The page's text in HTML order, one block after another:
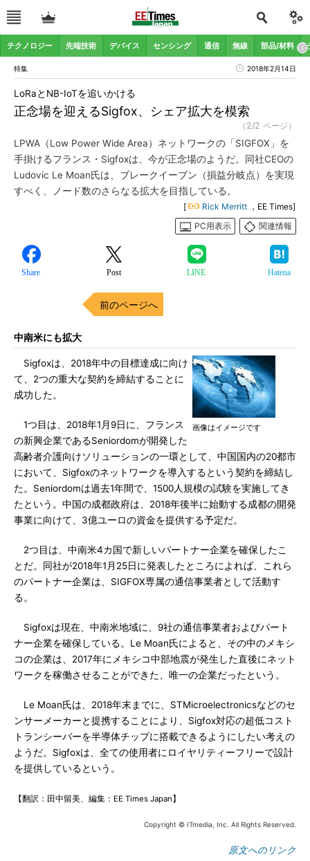
テクノロジー 先端技術 デバイス センシング 通信 無線 部品/材料
特集 2018年2月14日
正念場を迎えるSigfox、シェア拡大を模索
LoRaとNB-IoTを追いかける
（2/2 ページ）
LPWA（Low Power Wide Area）ネットワークの「SIGFOX」を
手掛けるフランス・Sigfoxは、今が正念場のようだ。同社CEOの
Ludovic Le Moan氏は、ブレークイーブン（損益分岐点）を実現
すべく、ノード数のさらなる拡大を目指している。
[ Rick Merritt ，EE Times]
PC用表示
関連情報
Share Post LINE Hatena
前のページへ
中南米にも拡大
画像はイメージです
Sigfoxは、2018年中の目標達成に向け
て、2つの重大な契約を締結することに
成功した。
1つ目は、2018年1月9日に、フランス
の新興企業であるSeniordomが開発した
高齢者介護向けソリューションの一環として、中国国内の20都市
において、Sigfoxのネットワークを導入するという契約を締結し
た。Seniordomは過去1年間で、1500人規模の試験を実施してき
たという。中国の成都政府は、2018年後半に始動する成都の開発
事業に向けて、3億ユーロの資金を提供する予定だ。
2つ目は、中南米4カ国で新しいパートナー企業を確保したこ
とだ。同社が2018年1月25日に発表したところによれば、これら
のパートナー企業は、SIGFOX専属の通信事業者として活動す
る。
Sigfoxは現在、中南米地域に、9社の通信事業者およびパート
ナー企業を確保している。Le Moan氏によると、その中のメキシ
コの企業は、2017年にメキシコ中部地震が発生した直後にネット
ワークを稼働させることができた、唯一の企業だったという。
Le Moan氏は、2018年末までに、STMicroelectronicsなどのセ
ンサーメーカーと提携することにより、Sigfox対応の超低コスト
トランシーバーを半導体チップに搭載できるようにしたい考えの
ようだ。Sigfoxは、全ての使用者にロイヤリティーフリーで設計
を提供しているという。
【翻訳：田中留美、編集：EE Times Japan】
Copyright © ITmedia, Inc. All Rights Reserved.
原文へのリンク